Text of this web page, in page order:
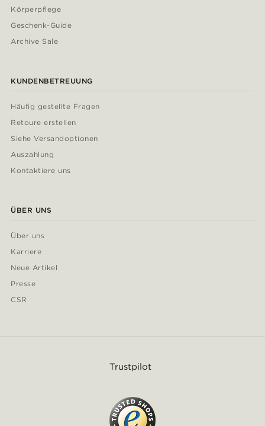
Körperpflege
Geschenk-Guide
Archive Sale
KUNDENBETREUUNG
Häufig gestellte Fragen
Retoure erstellen
Siehe Versandoptionen
Auszahlung
Kontaktiere uns
ÜBER UNS
Über uns
Karriere
Neue Artikel
Presse
CSR
Trustpilot